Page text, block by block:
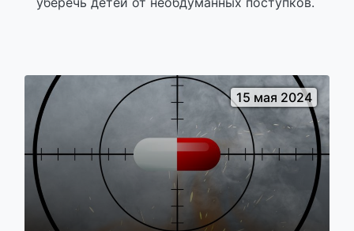
15 мая 2024